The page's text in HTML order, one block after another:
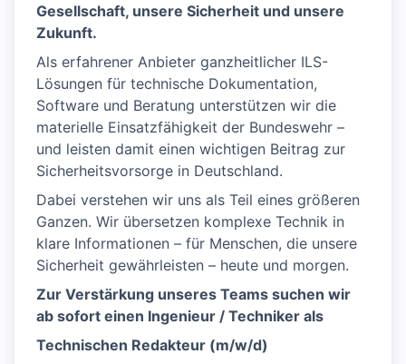
Gesellschaft, unsere Sicherheit und unsere
Zukunft.
Als erfahrener Anbieter ganzheitlicher ILS-
Lösungen für technische Dokumentation,
Software und Beratung unterstützen wir die
materielle Einsatzfähigkeit der Bundeswehr –
und leisten damit einen wichtigen Beitrag zur
Sicherheitsvorsorge in Deutschland.
Dabei verstehen wir uns als Teil eines größeren
Ganzen. Wir übersetzen komplexe Technik in
klare Informationen – für Menschen, die unsere
Sicherheit gewährleisten – heute und morgen.
Zur Verstärkung unseres Teams suchen wir
ab sofort einen Ingenieur / Techniker als
Technischen Redakteur (m/w/d)